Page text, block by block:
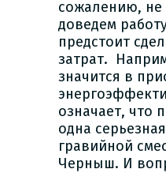
сожалению, не
доведем
предстоит
затрат.
значится в
означает, что
одна
гравийной
Черныш. И